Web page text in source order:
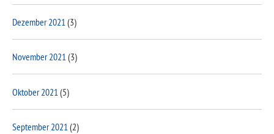
Dezember 2021 (3)
November 2021(3)
Oktober 2021 (5)
September 2021(2)